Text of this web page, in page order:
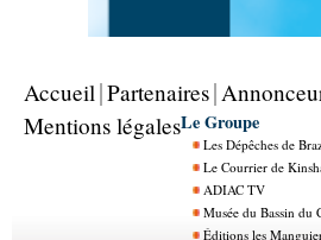
Accueil Partenaires
Mentions légalesLe Groupe
Les Dépêches de
Le Courrier de
ADIAC TV
Musée du Bassin du
Éditions les